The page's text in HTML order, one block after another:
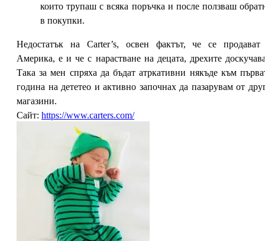
които трупаш с всяка поръчка и после ползваш
в покупки.
Недостатък на Carter’s, освен фактът, че се
Америка, е и че с нарастване на децата, дрехите
Така за мен спряха да бъдат атркативни някъде към
година на дететео и активно започнах да пазарувам от
магазини.
Сайт: https://www.carters.com/